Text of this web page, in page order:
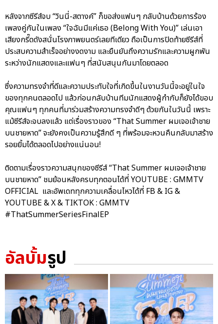
หลังจากซีรีส์จบ “วินนี่-สตางค์” ก็ขอส่งแฟนๆ กลับบ้านด้วยการร้อง
เพลงคู่กันในเพลง “ใจฉันมีแค่เธอ (Belong With You)” เล่นเอา
เสียงกรี๊ดดังสนั่นโรงภาพยนตร์เลยทีเดียว ถือเป็นการปิดท้ายซีรีส์ที่
ประสบความสำเร็จอย่างงดงาม และยืนยันถึงความรักและความผูกพัน
ระหว่างนักแสดงและแฟนๆ ที่สนับสนุนกันมาโดยตลอด
ซึ่งความทรงจำที่ดีและความประทับใจที่เกิดขึ้นในงานวันนี้จะอยู่ในใจ
ของทุกคนตลอดไป แล้วก่อนกลับบ้านทีมนักแสดงผู้กำกับก็ยังได้ขอบ
คุณแฟนๆ ทุกคนที่มาร่วมสร้างความทรงจำดีๆ ด้วยกันในวันนี้ เพราะ
แม้ซีรีส์จะจบลงแล้ว แต่เรื่องราวของ “That Summer ผมเจอเจ้าชาย
บนชายหาด” จะยังคงเป็นความรู้สึกดี ๆ ที่พร้อมจะหวนคืนกลับมาสร้าง
รอยยิ้มได้ตลอดไปอย่างแน่นอน!
ติดตามเรื่องราวความสนุกของซีรีส์ “That Summer ผมเจอเจ้าชาย
บนชายหาด” ชมย้อนหลังครบทุกตอนได้ที่ YOUTUBE : GMMTV
OFFICIAL และอัพเดททุกความเคลื่อนไหวได้ที่ FB & IG &
YOUTUBE & X & TIKTOK : GMMTV
#ThatSummerSeriesFinalEP
อัลบั้มรูป